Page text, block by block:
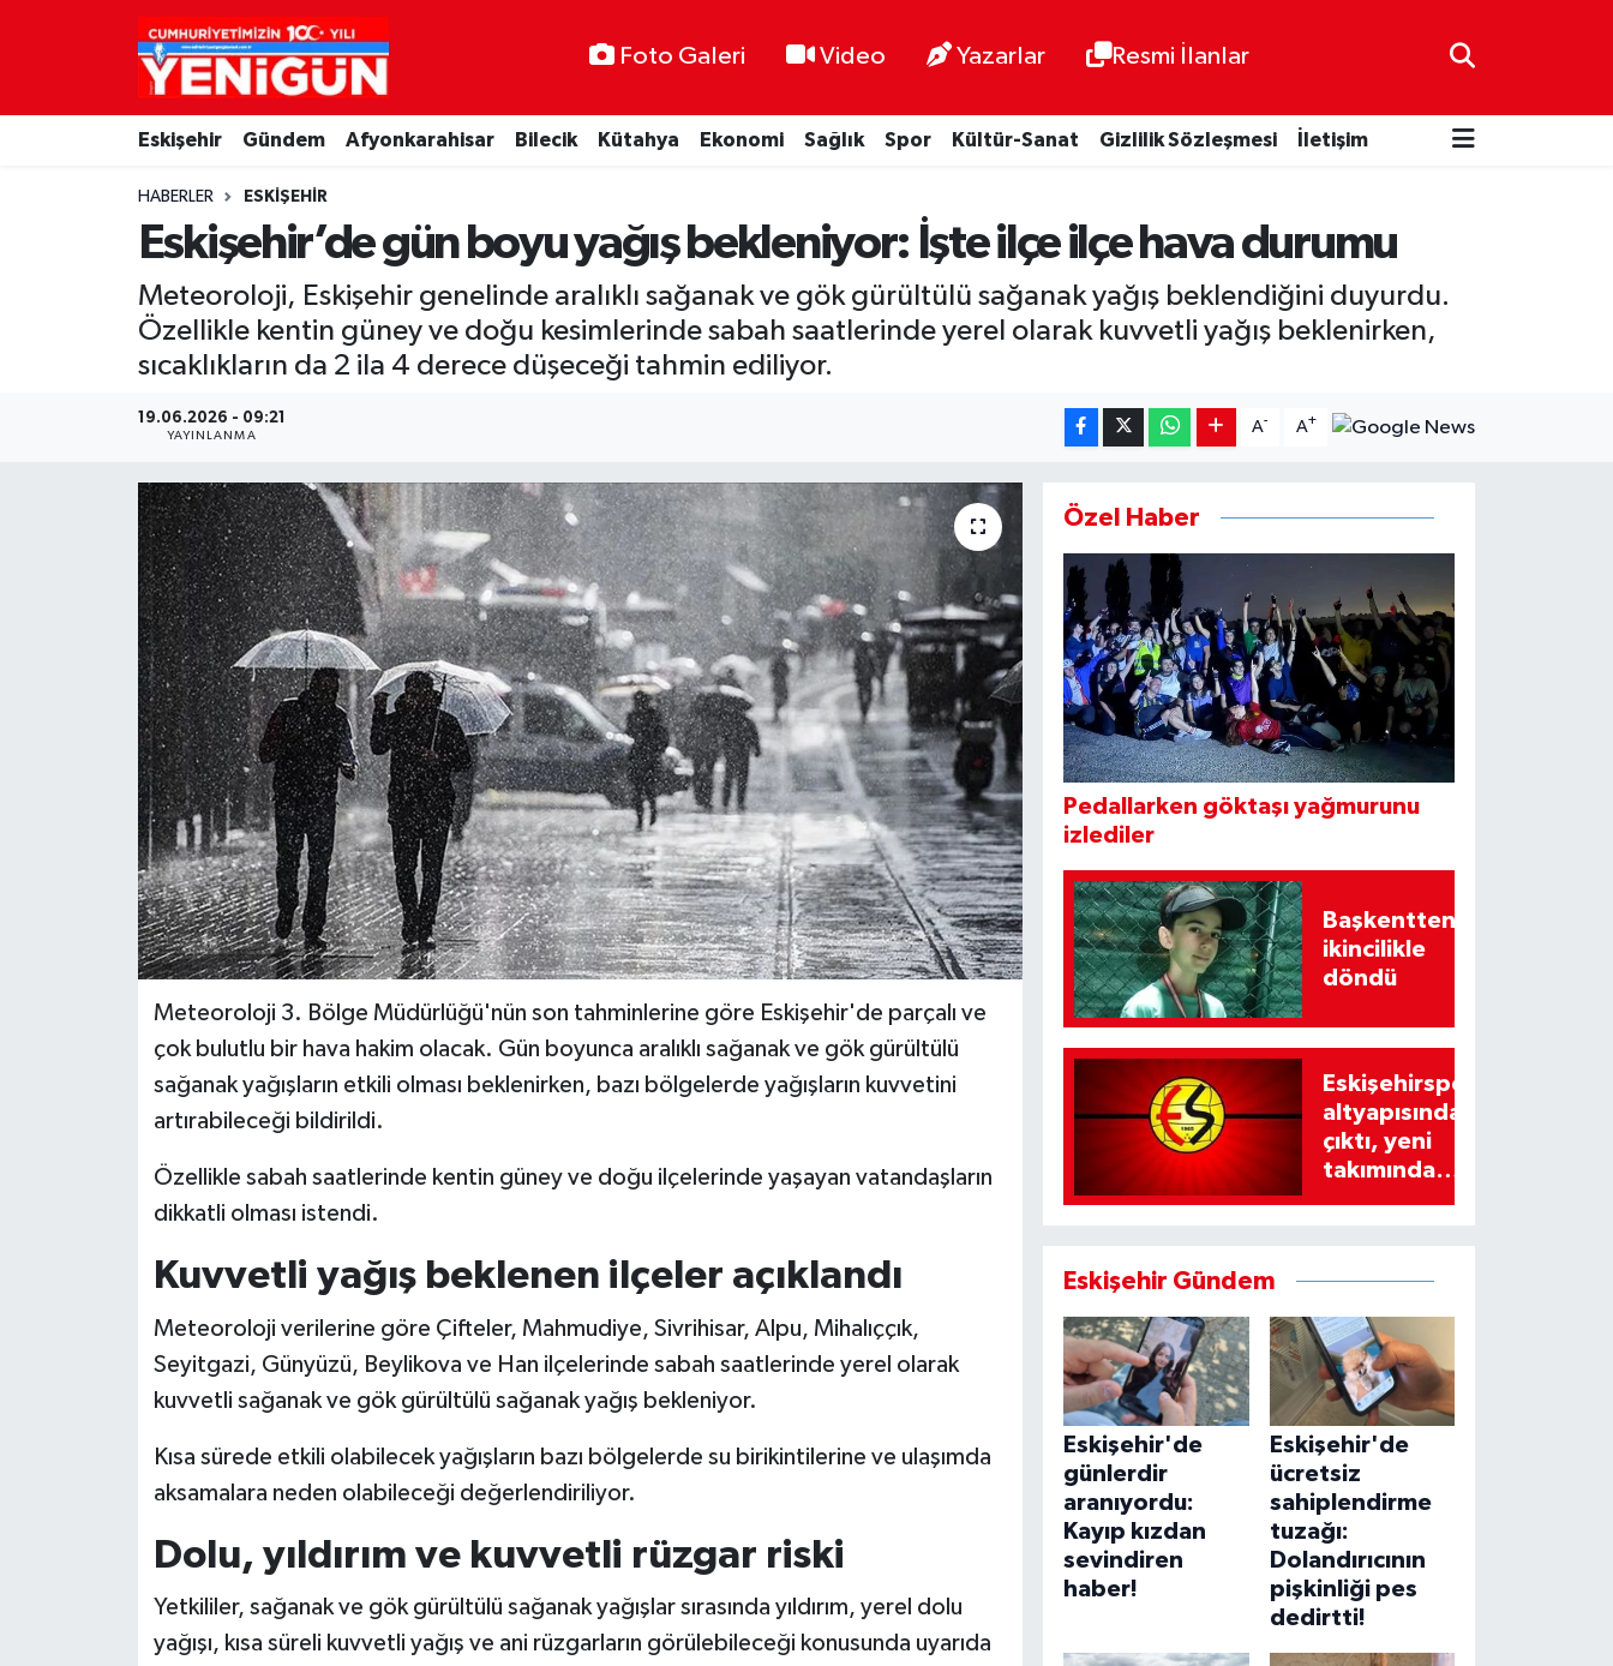
Foto Galeri Video Yazarlar Resmi İlanlar
Eskişehir Gündem Afyonkarahisar Bilecik Kütahya Ekonomi Sağlık Spor Kültür-Sanat Gizlilik Sözleşmesi İletişim
HABERLER ESKIŞEHIR
Eskişehir’de gün boyu yağış bekleniyor: İşte ilçe ilçe hava durumu
Meteoroloji, Eskişehir genelinde aralıklı sağanak ve gök gürültülü sağanak yağış beklendiğini duyurdu.
Özellikle kentin güney ve doğu kesimlerinde sabah saatlerinde yerel olarak kuvvetli yağış beklenirken,
sıcaklıkların da 2 ila 4 derece düşeceği tahmin ediliyor.
19.06.2026 - 09:21
YAYINLANMA
A- A+
Meteoroloji 3. Bölge Müdürlüğü'nün son tahminlerine göre Eskişehir'de parçalı ve
çok bulutlu bir hava hakim olacak. Gün boyunca aralıklı sağanak ve gök gürültülü
sağanak yağışların etkili olması beklenirken, bazı bölgelerde yağışların kuvvetini
artırabileceği bildirildi.
Özellikle sabah saatlerinde kentin güney ve doğu ilçelerinde yaşayan vatandaşların
dikkatli olması istendi.
Kuvvetli yağış beklenen ilçeler açıklandı
Meteoroloji verilerine göre Çifteler, Mahmudiye, Sivrihisar, Alpu, Mihalıççık,
Seyitgazi, Günyüzü, Beylikova ve Han ilçelerinde sabah saatlerinde yerel olarak
kuvvetli sağanak ve gök gürültülü sağanak yağış bekleniyor.
Kısa sürede etkili olabilecek yağışların bazı bölgelerde su birikintilerine ve ulaşımda
aksamalara neden olabileceği değerlendiriliyor.
Dolu, yıldırım ve kuvvetli rüzgar riski
Yetkililer, sağanak ve gök gürültülü sağanak yağışlar sırasında yıldırım, yerel dolu
yağışı, kısa süreli kuvvetli yağış ve ani rüzgarların görülebileceği konusunda uyarıda
Özel Haber
Pedallarken göktaşı yağmurunu
izlediler
Başkentten
ikincilikle
döndü
Eskişehirspor
altyapısından
çıktı, yeni
takımında
Eskişehir Gündem
Eskişehir'de
günlerdir
aranıyordu:
Kayıp kızdan
sevindiren
haber!
Eskişehir'de
ücretsiz
sahiplendirme
tuzağı:
Dolandırıcının
pişkinliği pes
dedirtti!
Nöbetçi Eczaneler
Hava Durumu
Tüm Manşetler